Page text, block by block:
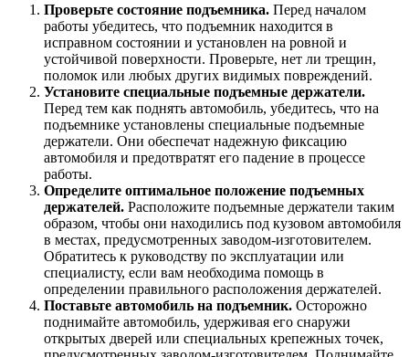
Проверьте состояние подъемника. Перед началом
работы убедитесь, что подъемник находится в
исправном состоянии и установлен на ровной и
устойчивой поверхности. Проверьте, нет ли трещин,
поломок или любых других видимых повреждений.
Установите специальные подъемные держатели.
Перед тем как поднять автомобиль, убедитесь, что на
подъемнике установлены специальные подъемные
держатели. Они обеспечат надежную фиксацию
автомобиля и предотвратят его падение в процессе
работы.
Определите оптимальное положение подъемных
держателей. Расположите подъемные держатели таким
образом, чтобы они находились под кузовом автомобиля
в местах, предусмотренных заводом-изготовителем.
Обратитесь к руководству по эксплуатации или
специалисту, если вам необходима помощь в
определении правильного расположения держателей.
Поставьте автомобиль на подъемник. Осторожно
поднимайте автомобиль, удерживая его снаружи
открытых дверей или специальных крепежных точек,